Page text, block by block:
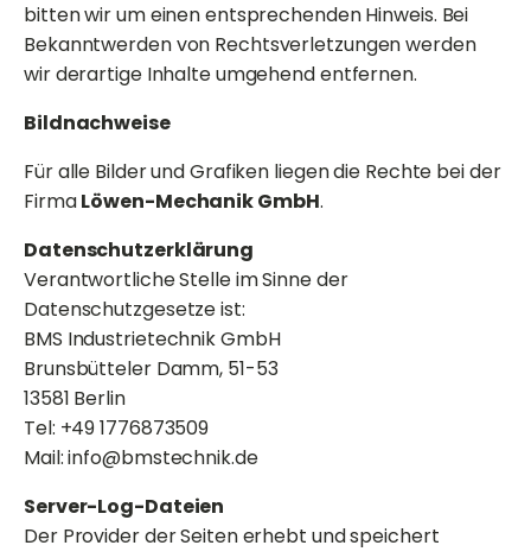
bitten wir um einen entsprechenden Hinweis. Bei
Bekanntwerden von Rechtsverletzungen werden
wir derartige Inhalte umgehend entfernen.
Bildnachweise
Für alle Bilder und Grafiken liegen die Rechte bei der
FirmaLöwen-Mechanik GmbH.
Datenschutzerklärung
Verantwortliche Stelle im Sinne der
Datenschutzgesetze ist:
BMS Industrietechnik GmbH
Brunsbütteler Damm, 51-53
13581 Berlin
Tel: +49 1776873509
Mail: info@bmstechnik.de
Server-Log-Dateien
Der Provider der Seiten erhebt und speichert